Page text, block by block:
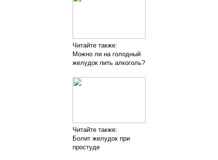
Читайте также:
Можно ли на голодный
желудок пить алкоголь?
Читайте также:
Болит желудок при
простуде